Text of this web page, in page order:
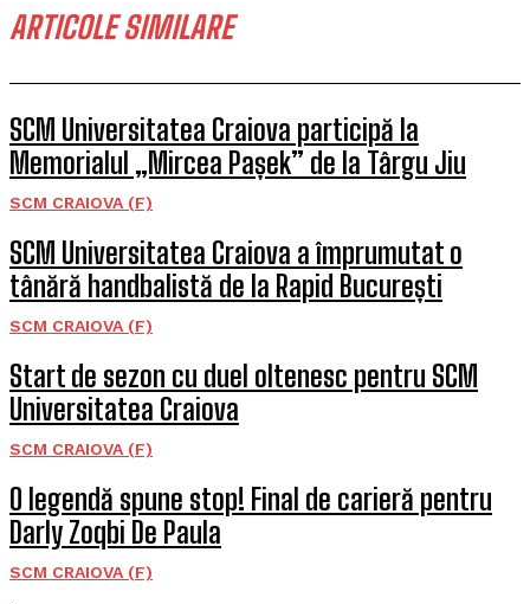
ARTICOLE SIMILARE
SCM Universitatea Craiova participă la
Memorialul „Mircea Pașek” de la Târgu Jiu
SCM CRAIOVA (F)
SCM Universitatea Craiova a împrumutat o
tânără handbalistă de la Rapid București
SCM CRAIOVA (F)
Start de sezon cu duel oltenesc pentru SCM
Universitatea Craiova
SCM CRAIOVA (F)
O legendă spune stop! Final de carieră pentru
Darly Zoqbi De Paula
SCM CRAIOVA (F)